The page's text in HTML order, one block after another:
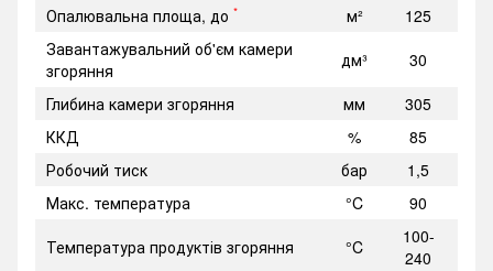
Опалювальна площа, до * м²
125
Завантажувальний об'єм камери
згоряння
дм³
30
Глибина камери згоряння
мм
305
ККД
%
85
Робочий тиск
бар
1,5
Макс. температура
°C
90
Температура продуктів згоряння
°C
100-
240